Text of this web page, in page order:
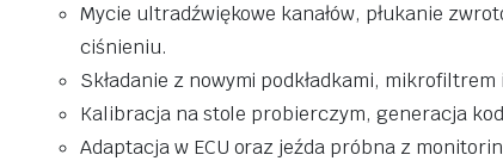
Mycie ultradźwiękowe kanałów, płukanie
ciśnieniu.
Składanie z nowymi podkładkami,
Kalibracja na stole probierczym, generacja
Adaptacja w ECU oraz jeźda próbna z